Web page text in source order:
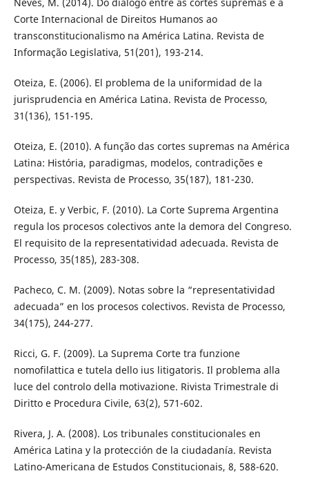
Corte Internacional de Direitos Humanos ao
transconstitucionalismo na América Latina. Revista de
Informação Legislativa, 51(201), 193-214.
Oteiza, E. (2006). El problema de la uniformidad de la
jurisprudencia en América Latina. Revista de Processo,
31(136), 151-195.
Oteiza, E. (2010). A função das cortes supremas na América
Latina: História, paradigmas, modelos, contradições e
perspectivas. Revista de Processo, 35(187), 181-230.
Oteiza, E. y Verbic, F. (2010). La Corte Suprema Argentina
regula los procesos colectivos ante la demora del Congreso.
El requisito de la representatividad adecuada. Revista de
Processo, 35(185), 283-308.
Pacheco, C. M. (2009). Notas sobre la “representatividad
adecuada” en los procesos colectivos. Revista de Processo,
34(175), 244-277.
Ricci, G. F. (2009). La Suprema Corte tra funzione
nomofilattica e tutela dello ius litigatoris. Il problema alla
luce del controlo della motivazione. Rivista Trimestrale di
Diritto e Procedura Civile, 63(2), 571-602.
Rivera, J. A. (2008). Los tribunales constitucionales en
América Latina y la protección de la ciudadanía. Revista
Latino-Americana de Estudos Constitucionais, 8, 588-620.